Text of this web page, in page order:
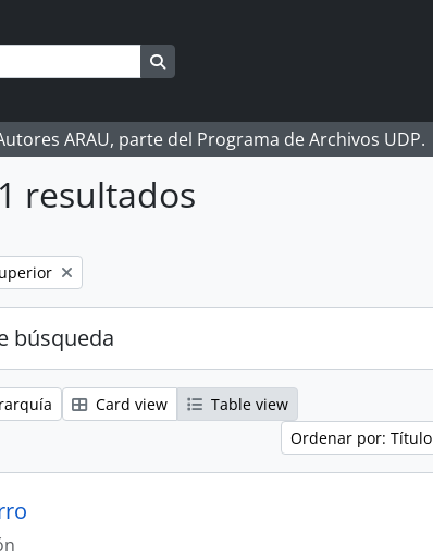
ARAU, parte del Programa de Archivos UDP.
resultados
búsqueda
Card view
Table view
Ordenar por: Título